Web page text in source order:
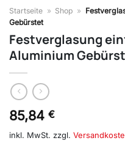
Startseite » Shop »
Gebürstet
Festverglasung
Aluminium
85,84 €
inkl. MwSt. zzgl.